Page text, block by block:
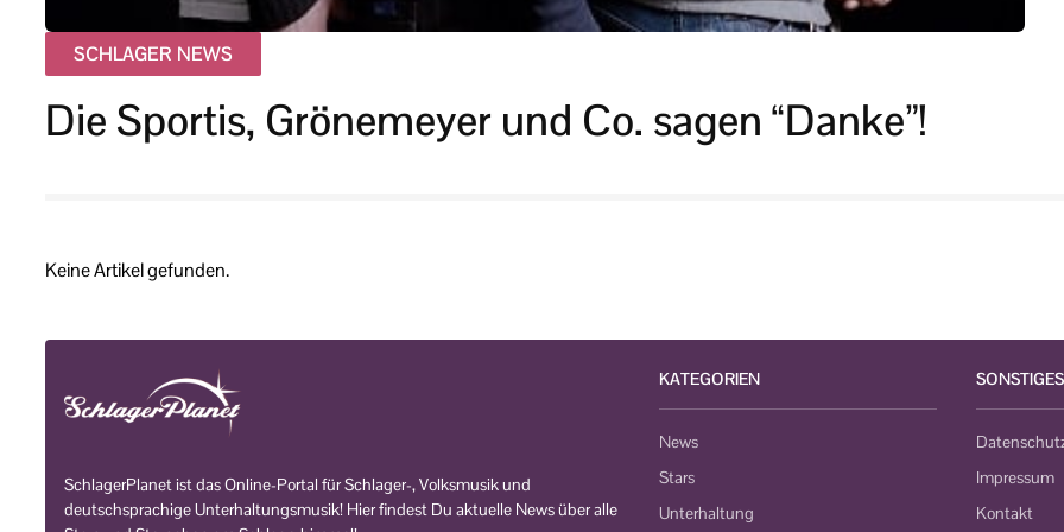
SCHLAGER NEWS
Die Sportis, Grönemeyer und Co. sagen “Danke”!
Keine Artikel gefunden.
SchlagerPlanet ist das Online-Portal für Schlager-, Volksmusik und
deutschsprachige Unterhaltungsmusik! Hier findest Du aktuelle News über alle
KATEGORIEN
News
Stars
Unterhaltung
SONSTIGES
Impressum
Kontakt